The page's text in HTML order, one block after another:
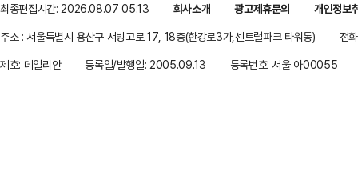
최종편집시간: 2026.08.07 05:13 회사소개 광고제휴문의
개인정보
주소 : 서울특별시 용산구 서빙고로 17, 18층(한강로3가,센트럴파크 타워동)
전
제호: 데일리안
등록일/발행일: 2005.09.13 등록번호: 서울 아00055